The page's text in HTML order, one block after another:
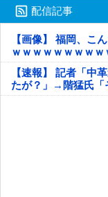
配信記事
【画像】 福岡、こ
ｗｗｗｗｗｗｗｗ
ｗｗｗｗｗ
【速報】 記者「中
たが？」→階猛氏「